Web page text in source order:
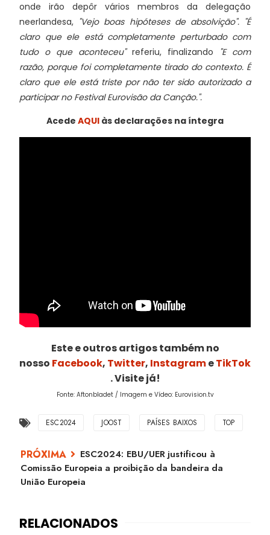
onde irão depôr vários membros da delegação
neerlandesa, "Vejo boas hipóteses de absolvição". "É
claro que ele está completamente perturbado com
tudo o que aconteceu" referiu, finalizando "E com
razão, porque foi completamente tirado do contexto. É
claro que ele está triste por não ter sido autorizado a
participar no Festival Eurovisão da Canção.".
Acede AQUI às declarações na íntegra
Este e outros artigos também no
nosso Facebook, Twitter, InstagrameTikTok
. Visite já!
Fonte: Aftonbladet / Imagem e Vídeo: Eurovision.tv
ESC2024 JOOST PAÍSES BAIXOS TOP
ESC2024: EBU/UER justificou à
Comissão Europeia a proibição da bandeira da
União Europeia